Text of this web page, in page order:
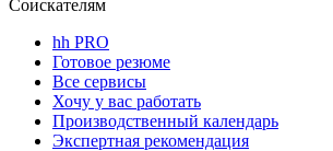
Соискателям
hh PRO
Готовое резюме
Все сервисы
Хочу у вас работать
Производственный календарь
Экспертная рекомендация